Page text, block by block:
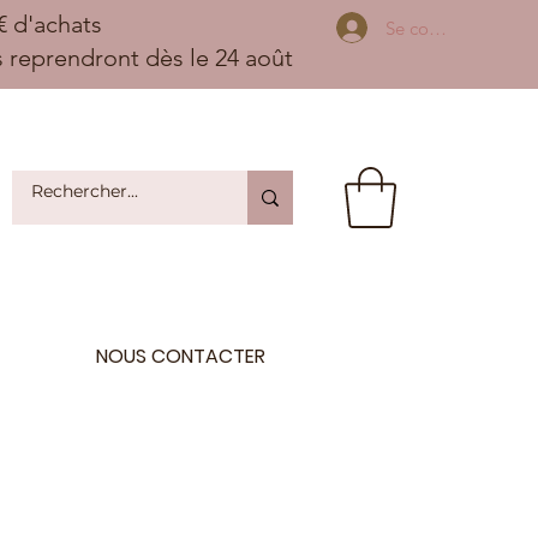
d'achats
dès le 24 août
Se connecter
NOUS CONTACTER